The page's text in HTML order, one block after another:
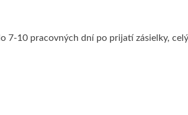
7‑10 pracovných dní po prijatí zásielky, celý